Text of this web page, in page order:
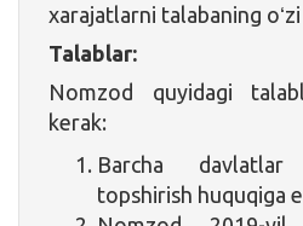
xarajatlarni talabaning oʻzi
Talablar:
Nomzod quyidagi
kerak:
Barcha
topshirish huquqiga